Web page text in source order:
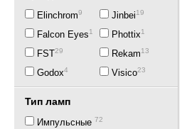
Elinchrom9
Falcon Eyes19
FST29
Godox4
Jinbei19
Phottix1
Rekam13
Visico23
Тип ламп
Импульсные 72